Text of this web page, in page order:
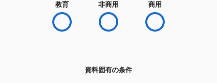
教育 非商用 商用
資料固有の条件